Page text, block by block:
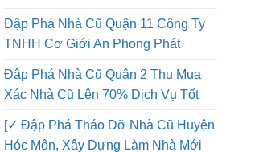
Dịch Vụ Đập Phá Nhà Cũ Tại Quận
9 Bàn Giao Trong Ngày Gia Chủ
Đập Phá Nhà Cũ Quận 11 Công Ty
TNHH Cơ Giới An Phong Phát
Đập Phá Nhà Cũ Quận 2 Thu Mua
Xác Nhà Cũ Lên 70% Dịch Vụ Tốt